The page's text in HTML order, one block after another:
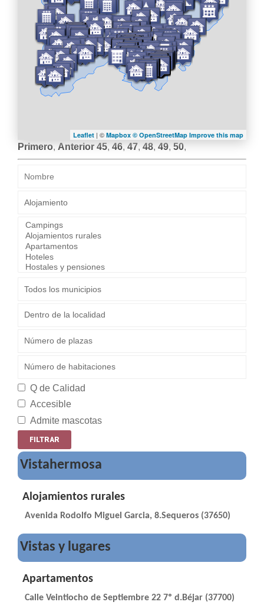
Leaflet | © Mapbox © OpenStreetMap Improve this map
Primero, Anterior 45, 46, 47, 48, 49, 50,
Q de Calidad
Accesible
Admite mascotas
Vistahermosa
Alojamientos rurales
Avenida Rodolfo Miguel Garcia, 8.Sequeros (37650)
Vistas y lugares
Apartamentos
Calle Veintiocho de Septiembre 22 7º d.Béjar (37700)